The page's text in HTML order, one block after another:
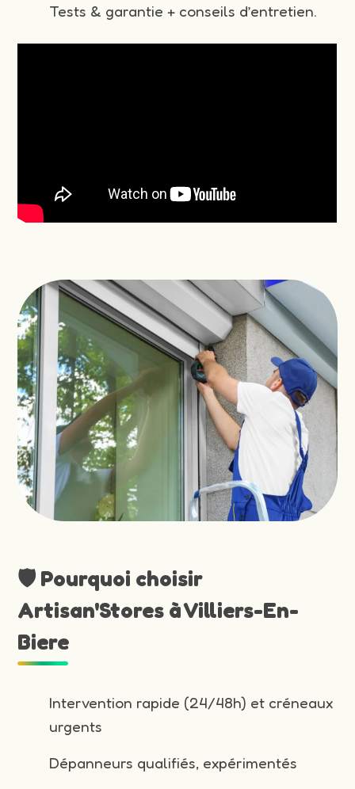
Tests & garantie + conseils d’entretien.
🛡️ Pourquoi choisir
Artisan'Stores à Villiers-En-
Biere
Intervention rapide (24/48h) et créneaux
urgents
Dépanneurs qualifiés, expérimentés